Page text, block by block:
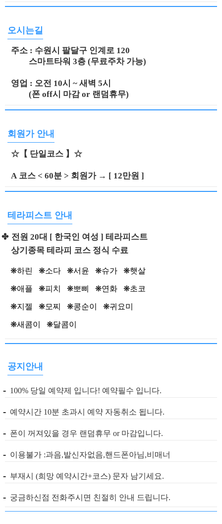
오시는길
주소 : 수원시 팔달구 인계로 120
스마트타워 3층 (무료주차 가능)
영업 : 오전 10시 ~ 새벽 5시
(폰 off시 마감 or 랜덤휴무)
회원가 안내
☆【 단일코스 】☆
A 코스 < 60분 > 회원가 → [ 12만원 ]
테라피스트 안내
✤ 전원 20대 [ 한국인 여성 ] 테라피스트
상기종목 테라피 코스 정식 수료
❋하린 ❋소다 ❋서윤 ❋슈가 ❋햇살
❋애플 ❋피치 ❋뽀삐 ❋연화 ❋초코
❋지젤 ❋모찌 ❋콩순이 ❋귀요미
❋새콤이 ❋달콤이
공지안내
- 100% 당일 예약제 입니다! 예약필수 입니다.
- 예약시간 10분 초과시 예약 자동취소 됩니다.
- 폰이 꺼져있을 경우 랜덤휴무 or 마감입니다.
- 이용불가 :과음,발신자없음,핸드폰아님,비매너
- 부재시 (희망 예약시간+코스) 문자 남기세요.
- 궁금하신점 전화주시면 친절히 안내 드립니다.